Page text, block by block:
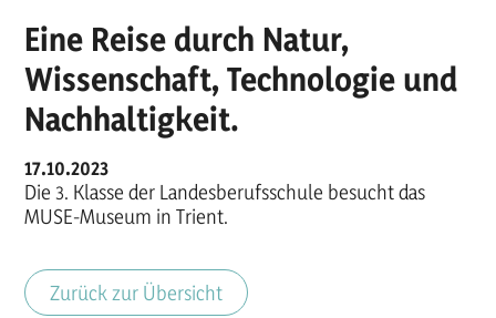
Eine Reise durch Natur,
Wissenschaft, Technologie und
Nachhaltigkeit.
17.10.2023
Die 3. Klasse der Landesberufsschule besucht das
MUSE-Museum in Trient.
Zurück zur Übersicht